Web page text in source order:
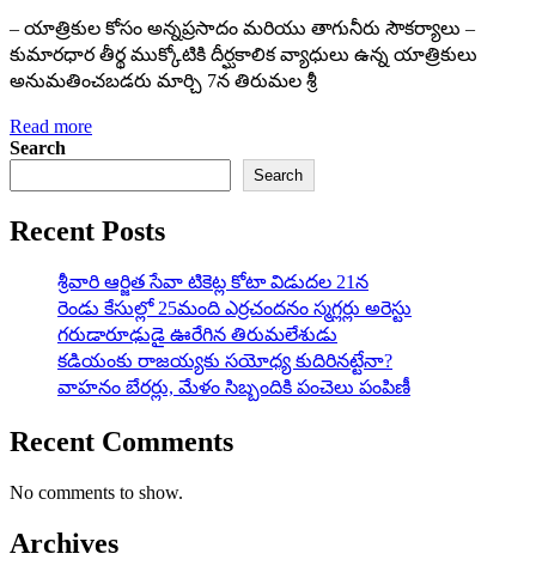
– యాత్రికుల కోసం అన్నప్రసాదం మరియు తాగునీరు సౌకర్యాలు –
కుమారధార తీర్థ ముక్కోటికి దీర్ఘకాలిక వ్యాధులు ఉన్న యాత్రికులు
అనుమతించబడరు మార్చి 7న తిరుమల శ్రీ
Read more
Search
Search
Recent Posts
శ్రీవారి ఆర్జిత సేవా టికెట్ల కోటా విడుదల 21న
రెండు కేసుల్లో 25మంది ఎర్రచందనం స్మగ్లర్లు అరెస్టు
గరుడారూఢుడై ఊరేగిన తిరుమలేశుడు
కడియంకు రాజయ్యకు సయోధ్య కుదిరినట్టేనా?
వాహ‌నం బేర‌ర్లు, మేళం సిబ్బందికి పంచెలు పంపిణీ
Recent Comments
No comments to show.
Archives